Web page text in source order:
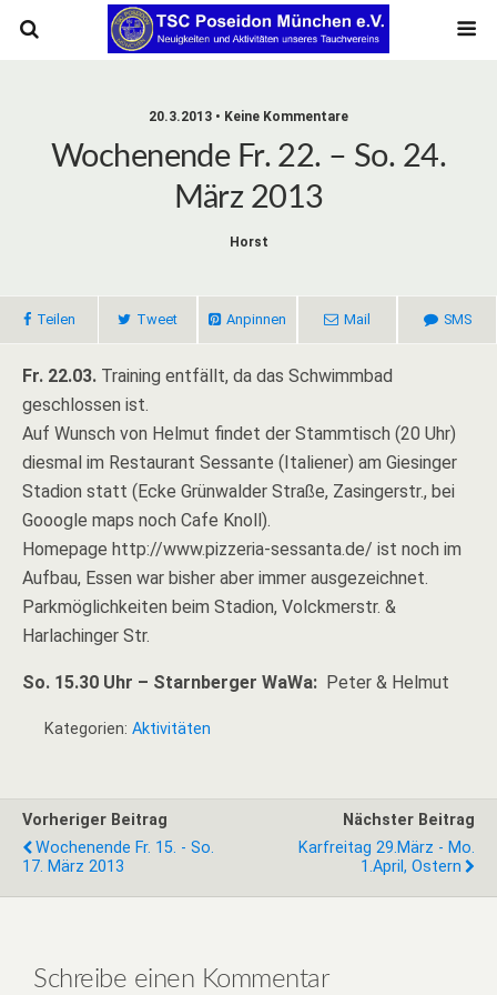
20.3.2013 • Keine Kommentare
Wochenende Fr. 22. – So. 24.
März 2013
Horst
Teilen Tweet Anpinnen Mail SMS
Fr. 22.03. Training entfällt, da das Schwimmbad
geschlossen ist.
Auf Wunsch von Helmut findet der Stammtisch (20 Uhr)
diesmal im Restaurant Sessante (Italiener) am Giesinger
Stadion statt (Ecke Grünwalder Straße, Zasingerstr., bei
Gooogle maps noch Cafe Knoll).
Homepage http://www.pizzeria-sessanta.de/ ist noch im
Aufbau, Essen war bisher aber immer ausgezeichnet.
Parkmöglichkeiten beim Stadion, Volckmerstr. &
Harlachinger Str.
So. 15.30 Uhr – Starnberger WaWa: Peter & Helmut
Kategorien: Aktivitäten
Vorheriger Beitrag
Wochenende Fr. 15. - So.
17. März 2013
Nächster Beitrag
Karfreitag 29.März - Mo.
1.April, Ostern
Schreibe einen Kommentar